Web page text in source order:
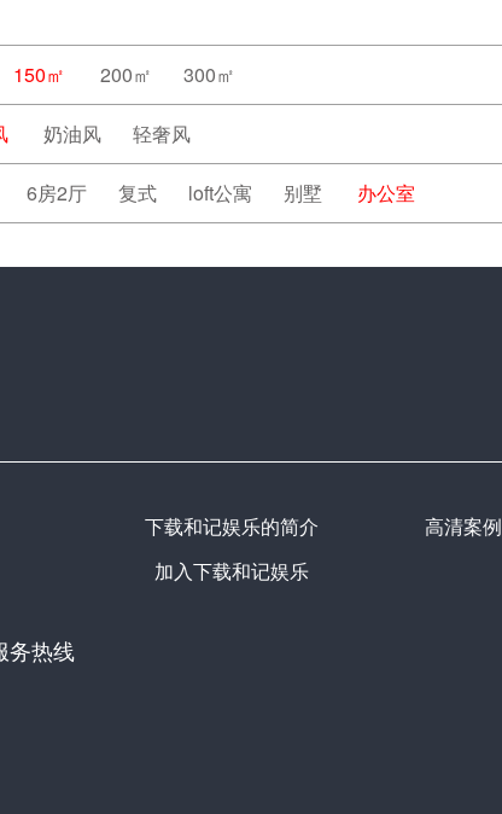
150㎡ 200㎡ 300㎡
奶油风 轻奢风
6房2厅 复式 loft公寓 别墅 办公室
务热线
下载和记娱乐的简介
加入下载和记娱乐
高清案例